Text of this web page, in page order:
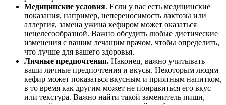
Медицинские условия. Если у вас есть медицинские
показания, например, непереносимость лактозы или
аллергия, замена ужина кефиром может оказаться
нецелесообразной. Важно обсудить любые диетические
изменения с вашим лечащим врачом, чтобы определить,
что лучше для вашего здоровья.
Личные предпочтения. Наконец, важно учитывать
ваши личные предпочтения и вкусы. Некоторым людям
кефир может показаться вкусным и приятным напитком,
в то время как другим может не понравиться его вкус
или текстура. Важно найти такой заменитель пищи,